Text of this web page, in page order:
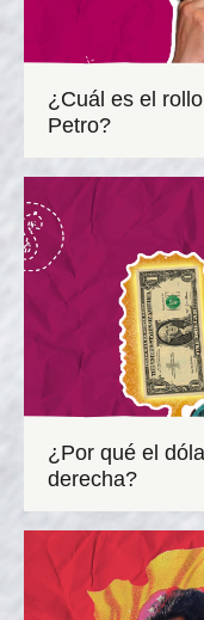
¿Cuál es el
Petro?
¿Por qué el
derecha?